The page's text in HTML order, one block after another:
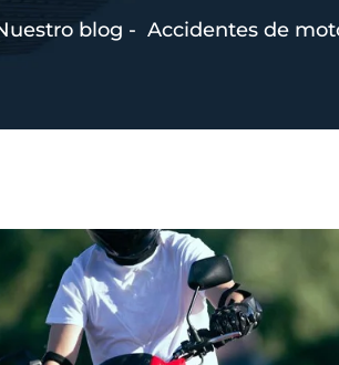
blog - Accidentes de